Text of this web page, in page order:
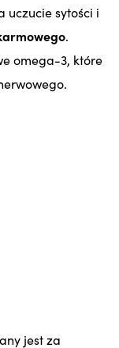
uczucie sytości i
.
omega-3, które
jest za